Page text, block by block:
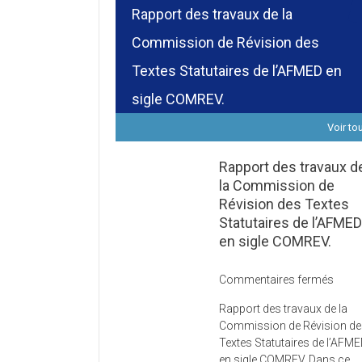
Rapport des travaux de la
Commission de Révision des
Textes Statutaires de l’AFMED en
sigle COMREV.
Voir
Rapport des travaux
la Commission de
Révision des Textes
Statutaires de l’AFMED
en sigle COMREV.
Commentaires fermés
des
de
Rapport des travaux de la
Commission de Révision
Textes Statutaires de
en sigle COMREV. Dans ce